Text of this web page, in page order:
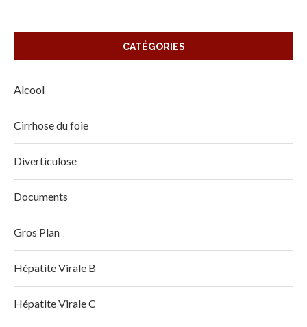
CATÉGORIES
Alcool
Cirrhose du foie
Diverticulose
Documents
Gros Plan
Hépatite Virale B
Hépatite Virale C